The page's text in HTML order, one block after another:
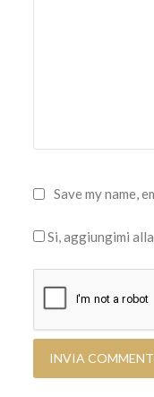
Save my name,
Si, aggiungimi